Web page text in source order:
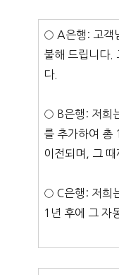
○ A은행: 고객
불해 드립니다.
다.
○ B은행: 저희
를 추가하여 총
이전되며, 그
○ C은행: 저희
1년 후에 그 자